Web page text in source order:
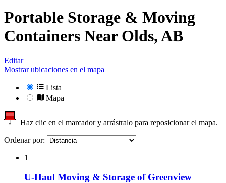
Portable Storage & Moving
Containers Near Olds, AB
Editar
Mostrar ubicaciones en el mapa
Lista
Mapa
Haz clic en el marcador y arrástralo para reposicionar el mapa.
Ordenar por:
1
U-Haul Moving & Storage of Greenview